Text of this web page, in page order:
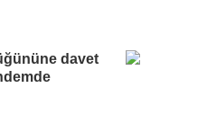
davet